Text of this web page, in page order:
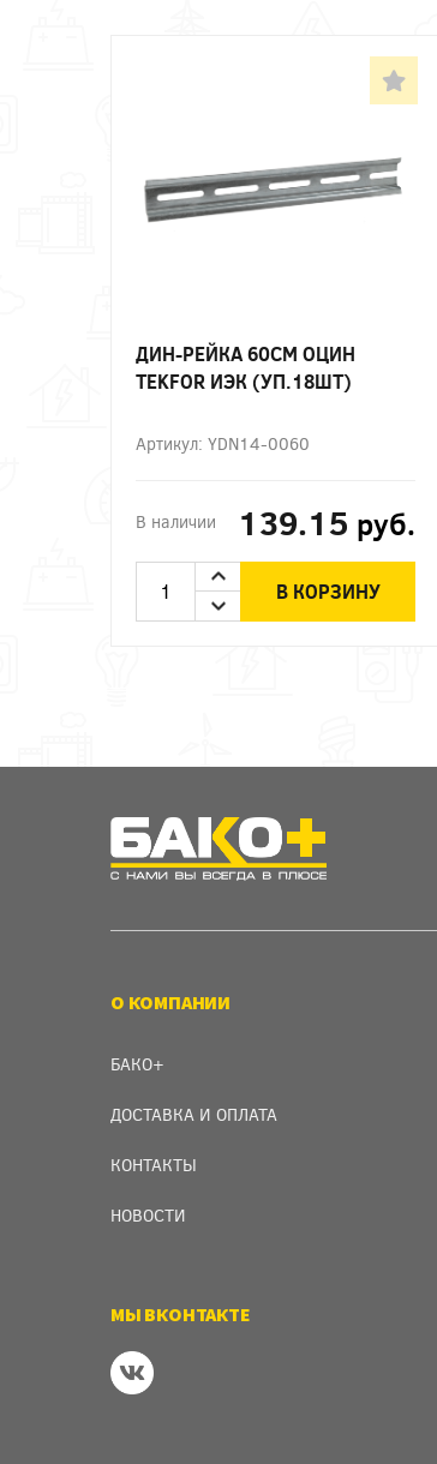
ДИН-РЕЙКА 60СМ ОЦИН
TEKFOR ИЭК (УП.18ШТ)
Артикул: YDN14-0060
В наличии 139.15 руб.
В КОРЗИНУ
О КОМПАНИИ
БАКО+
ДОСТАВКА И ОПЛАТА
КОНТАКТЫ
НОВОСТИ
МЫ ВКОНТАКТЕ